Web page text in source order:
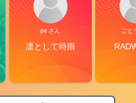
pe さん
凛として時雨
ごと